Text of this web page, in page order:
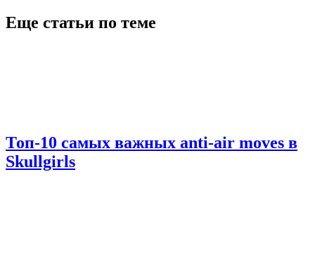
Еще статьи по теме
Топ-10 самых важных anti-air moves в
Skullgirls